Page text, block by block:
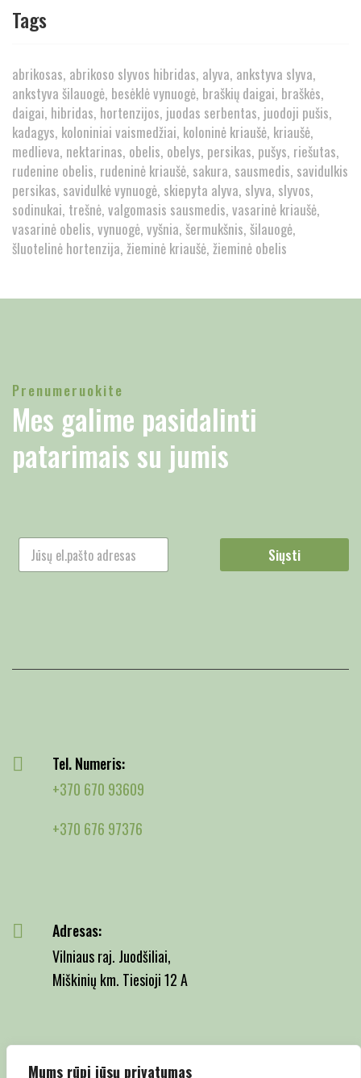
Mums rūpi jūsų privatumas
Tags
abrikosas abrikoso slyvos hibridas alyva ankstyva slyva
ankstyva šilauogė besėklė vynuogė braškių daigai braškės
daigai hibridas hortenzijos juodas serbentas juodoji pušis
kadagys koloniniai vaismedžiai koloninė kriaušė kriaušė
medlieva nektarinas obelis obelys persikas pušys riešutas
rudenine obelis rudeninė kriaušė sakura sausmedis savidulkis
persikas savidulkė vynuogė skiepyta alyva slyva slyvos
sodinukai trešnė valgomasis sausmedis vasarinė kriaušė
vasarinė obelis vynuogė vyšnia šermukšnis šilauogė
šluotelinė hortenzija žieminė kriaušė žieminė obelis
Prenumeruokite
Mes galime pasidalinti
patarimais su jumis
Siųsti
Tel. Numeris:
+370 670 93609
+370 676 97376
Adresas:
Vilniaus raj. Juodšiliai,
Miškinių km. Tiesioji 12 A
Email: